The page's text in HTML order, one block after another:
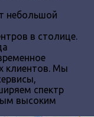
небольшой
в столице.
клиентов. Мы
спектр
высоким